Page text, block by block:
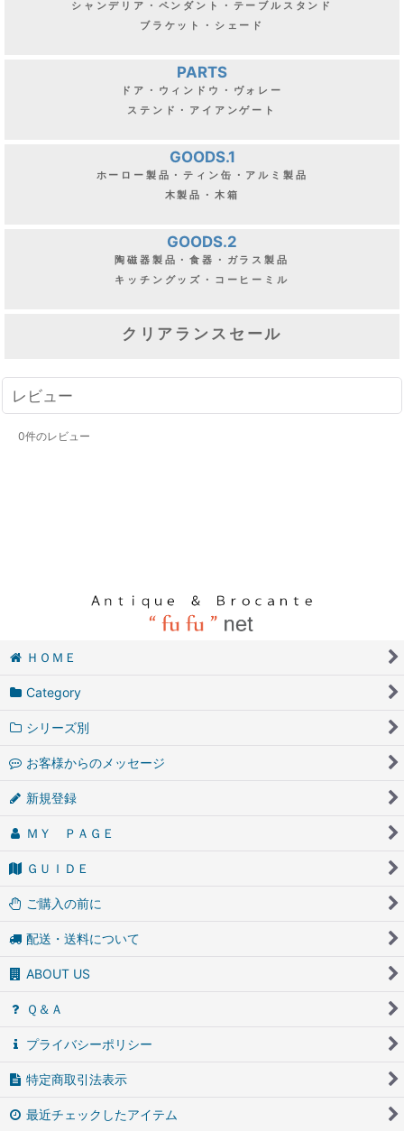
シャンデリア・ペンダント・テーブルスタンド
ブラケット・シェード
PARTS
ドア・ウィンドウ・ヴォレー
ステンド・アイアンゲート
GOODS.1
ホーロー製品・ティン缶・アルミ製品
木製品・木箱
GOODS.2
陶磁器製品・食器・ガラス製品
キッチングッズ・コーヒーミル
クリアランスセール
レビュー
0件のレビュー
ＨＯＭＥ
Category
シリーズ別
お客様からのメッセージ
新規登録
ＭＹ ＰＡＧＥ
ＧＵＩＤＥ
ご購入の前に
配送・送料について
ABOUT US
Ｑ＆Ａ
プライバシーポリシー
特定商取引法表示
最近チェックしたアイテム